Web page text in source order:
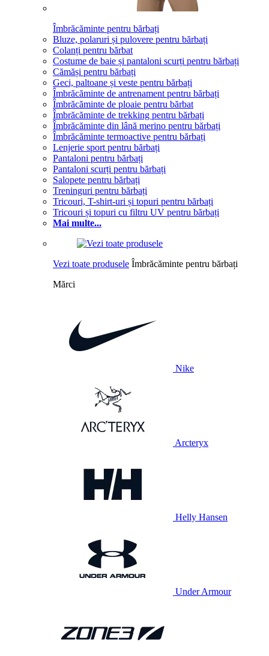
Îmbrăcăminte pentru bărbați
Bluze, polaruri și pulovere pentru bărbați
Colanți pentru bărbat
Costume de baie și pantaloni scurți pentru bărbați
Cămăși pentru bărbați
Geci, paltoane și veste pentru bărbați
Îmbrăcăminte de antrenament pentru bărbați
Îmbrăcăminte de ploaie pentru bărbat
Îmbrăcăminte de trekking pentru bărbați
Îmbrăcăminte din lână merino pentru bărbați
Îmbrăcăminte termoactive pentru bărbați
Lenjerie sport pentru bărbați
Pantaloni pentru bărbați
Pantaloni scurți pentru bărbați
Salopete pentru bărbați
Treninguri pentru bărbați
Tricouri, T-shirt-uri și topuri pentru bărbați
Tricouri și topuri cu filtru UV pentru bărbați
Mai multe...
Vezi toate produsele Îmbrăcăminte pentru bărbați
Mărci
Nike
Arcteryx
Helly Hansen
Under Armour